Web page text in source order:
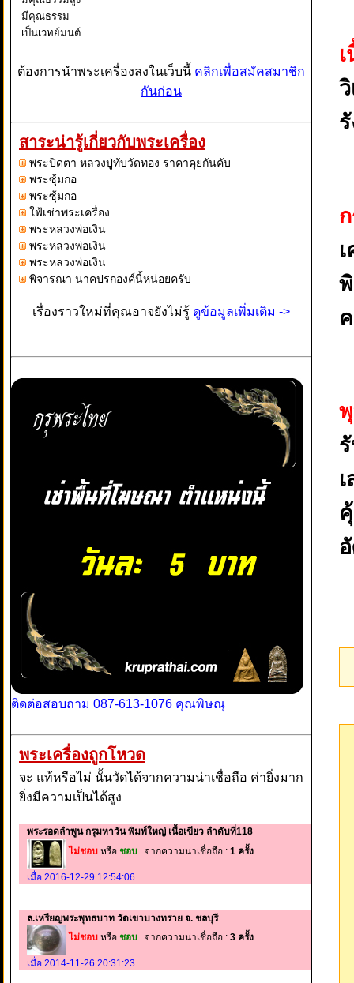
มีคุณธรรม
เป็นเวทย์มนต์
ศักดิ์สิทธิ์ ท่าน
อุเบกขา เป็น
ภา
ต้องการนำพระเครื่องลงในเว็บนี้ คลิกเพื่อสมัคสมาชิก
กันก่อน
สาระน่ารู้เกี่ยวกับพระเครื่อง
พระปิดตา หลวงปู่ทับวัดทอง ราคาคุยกันคับ
พระซุ้มกอ
พระซุ้มกอ
ใฟ้เช่าพระเครื่อง
พระหลวงพ่อเงิน
พระหลวงพ่อเงิน
พระหลวงพ่อเงิน
พิจารณา นาคปรกองค์นี้หน่อยครับ
เรื่องราวใหม่ที่คุณอาจยังไม่รู้ ดูข้อมูลเพิ่มเติม ->
ติดต่อสอบถาม 087-613-1076 คุณพิษณุ
พระเครื่องถูกโหวด
จะ แท้หรือไม่ นั้นวัดได้จากความน่าเชื่อถือ ค่ายิ่งมาก
ยิ่งมีความเป็นได้สูง
พระรอดลำพูน กรุมหาวัน พิมพ์ใหญ่ เนื้อเขียว ลำดับที่118
ไม่ชอบ หรือ ชอบ จากความน่าเชื่อถือ : 1 ครั้ง
เมื่อ 2016-12-29 12:54:06
ล.เหรียญพระพุทธบาท วัดเขาบางทราย จ. ชลบุรี
ไม่ชอบ หรือ ชอบ จากความน่าเชื่อถือ : 3 ครั้ง
เมื่อ 2014-11-26 20:31:23